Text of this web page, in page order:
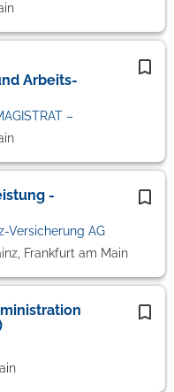
Arbeits-
–
-
Versicherung AG
Frankfurt am Main